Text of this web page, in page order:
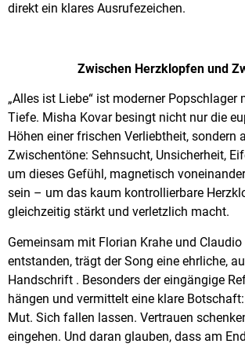
direkt ein klares Ausrufezeichen.
Zwischen Herzklopfen und
„Alles ist Liebe“ ist moderner Popschlager
Tiefe. Misha Kovar besingt nicht nur die
Höhen einer frischen Verliebtheit, sondern
Zwischentöne: Sehnsucht, Unsicherheit,
um dieses Gefühl, magnetisch
sein – um das kaum kontrollierbare
gleichzeitig stärkt und verletzlich macht.
Gemeinsam mit Florian Krahe und
entstanden, trägt der Song eine ehrliche,
Handschrift . Besonders der eingängige
hängen und vermittelt eine klare
Mut. Sich fallen lassen. Vertrauen
eingehen. Und daran glauben, dass am